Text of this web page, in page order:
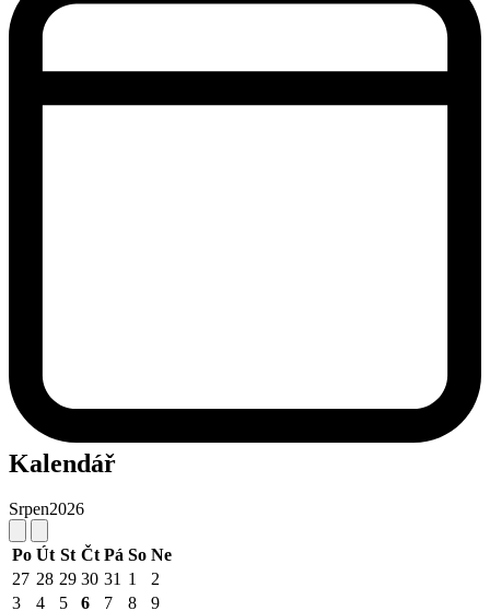
Kalendář
Srpen2026
Po Út St Čt Pá So Ne
27 28 29 30 31 1
2
3
4 5 6 7 8
9